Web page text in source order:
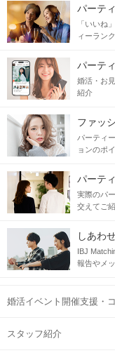
パーテ
「いいね
ィーラン
パーテ
婚活・お
紹介
ファッ
パーティ
ョンのポ
パーテ
実際のパ
交えてご
しあわ
IBJ
報告やメ
婚活イベント開催支援・
スタッフ紹介